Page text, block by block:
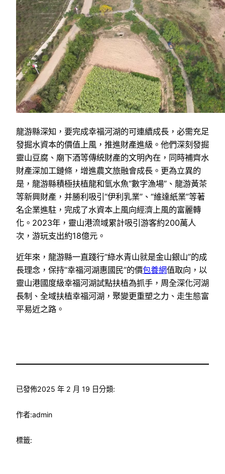
龍游縣深知，要完成幸福河湖的可連續成長，必需充足
發掘水資本的價值上風，推進財產進級。他們深刻發掘
靈山豆腐、廟下酒等傳統財產的文明內在，同時補齊水
財產深加工鏈條，增進農文旅融會成長。更為立異的
是，龍游縣積極扶植龍和氫水魚“數字漁場”、龍游黃茶
等新興財產，并勝利吸引“伊利乳業”、“維達紙業”等著
名企業進駐，完成了水資本上風向經濟上風的富麗轉
化。2023年，靈山港流域累計吸引游客約200萬人
次，游玩支出約18億元。
近年來，龍游縣一直踐行“綠水青山就是金山銀山”的成
長理念，保持“幸福河湖惠國民”的價包養網值取向，以
靈山港國度級幸福河湖試點扶植為抓手，周全深化河湖
長制、全域扶植幸福河湖，聚變更重塑之力、走生態富
平易近之路。
已發佈2025 年 2 月 19 日分類:
作者:admin
標籤: